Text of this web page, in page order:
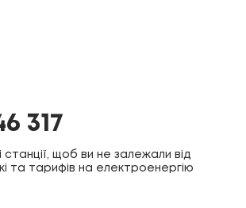
317
станції, щоб ви не залежали від
та тарифів на електроенергію